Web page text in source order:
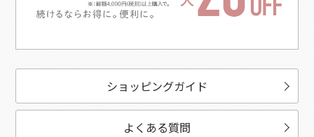
ショッピングガイド
よくある質問